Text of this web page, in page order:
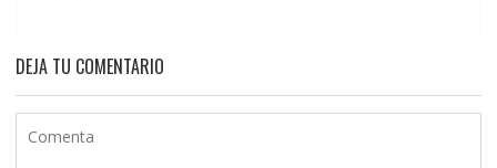
DEJA TU COMENTARIO